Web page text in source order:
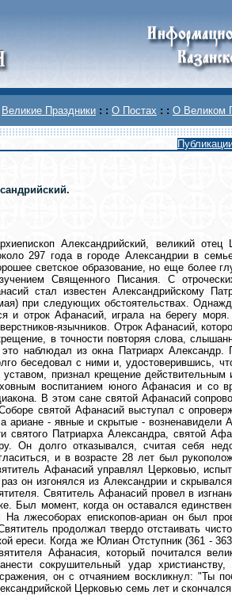
Великие Праздники : : О Постах : : О Великом
Александрийский, великий отец
297 года в городе Александрии в
светское образование, но еще более
Священного Писания. С
стал известен Александрийскому
при следующих обстоятельствах.
и отрок Афанасий, играла на берегу моря.
язычников. Отрок Афанасий,
в точности повторяя слова,
наблюдал из окна Патриарх Александр.
беседовал с ними и, удостоверившись,
признал крещение
воспитанием юного Афанасия и со
В этом сане святой Афанасий
святой Афанасий выступал с
ариане - явные и скрытые - возненавидели
святого Патриарха Александра, святой
Он долго отказывался, считая себя
и в возрасте 28 лет был
Афанасий управлял Церковью,
он изгонялся из Александрии и
Святитель Афанасий провел в
Был момент, когда он оставался
лжесоборах епископов-ариан он был
продолжал твердо отстаивать
ереси. Когда же Юлиан Отступник (361 -
Афанасия, который почитался
сокрушительный удар
он с отчаянием воскликнул: "Ты
Церковью семь лет и скончался